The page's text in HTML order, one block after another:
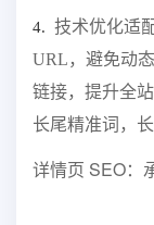
4. 技术优化适
URL，避免动
链接，提升全
长尾精准词，
详情页 SEO：